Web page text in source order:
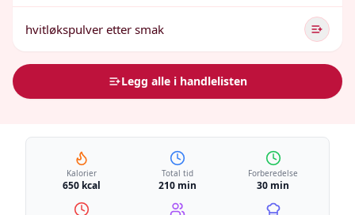
hvitløkspulver etter smak
Legg alle i handlelisten
Kalorier
650 kcal
Total tid
210 min
Forberedelse
30 min